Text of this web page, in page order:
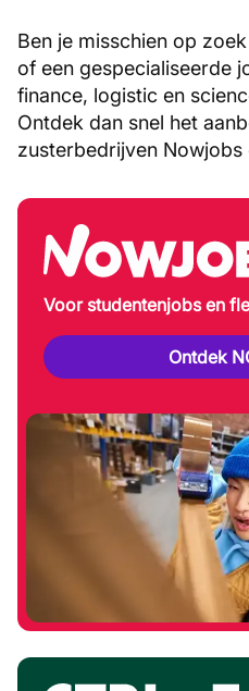
Ben je misschien op
of een gespecialiseerde
finance, logistic en
Ontdek dan snel het
zusterbedrijven Nowjobs
Voor studentenjobs en
Ontdek